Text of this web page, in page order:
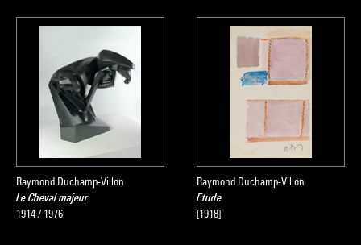
Raymond Duchamp-Villon
Le Cheval majeur
1914 / 1976
Raymond Duchamp-Villon
Etude
[1918]